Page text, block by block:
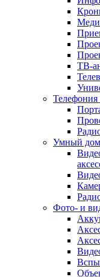
ТВ-
Телефония
Умный дом
Фото- и